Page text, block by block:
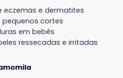
eczemas e dermatites
pequenos cortes
em bebês
ressecadas e irritadas